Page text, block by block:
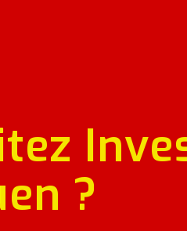
?